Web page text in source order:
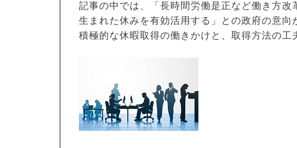
記事の中では、「長時間労働是正など働き方
生まれた休みを有効活用する」との政府の意向
積極的な休暇取得の働きかけと、取得方法の工